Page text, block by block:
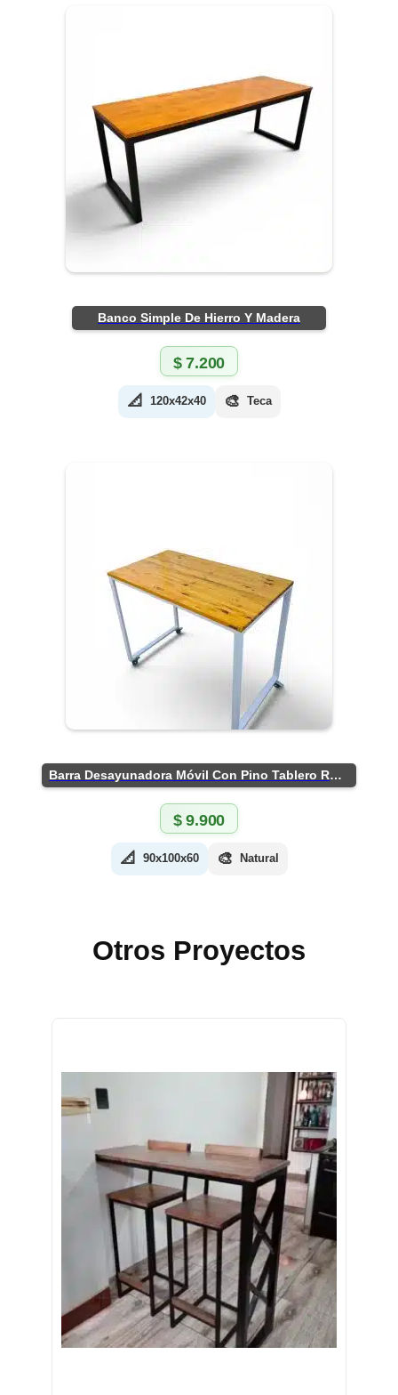
Banco Simple De Hierro Y Madera
$7.200
📐 120x42x40 🎨 Teca
Barra Desayunadora Móvil Con Pino Tablero Rústico
$9.900
📐 90x100x60 🎨 Natural
Otros Proyectos